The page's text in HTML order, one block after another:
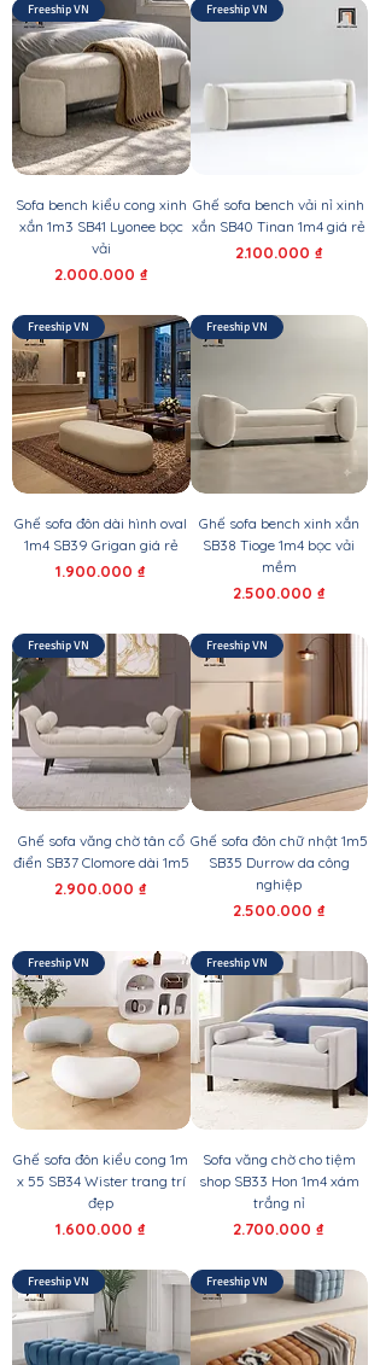
Freeship VN
Sofa bench kiểu cong xinh
xắn 1m3 SB41 Lyonee bọc
vải
Giá
2.000.000 ₫
Freeship VN
Ghế sofa bench vải nỉ xinh
xắn SB40 Tinan 1m4 giá rẻ
Giá
2.100.000 ₫
Freeship VN
Ghế sofa đôn dài hình oval
1m4 SB39 Grigan giá rẻ
Giá
1.900.000 ₫
Freeship VN
Ghế sofa bench xinh xắn
SB38 Tioge 1m4 bọc vải
mềm
Giá
2.500.000 ₫
Freeship VN
Ghế sofa văng chờ tân cổ
điển SB37 Clomore dài 1m5
Giá
2.900.000 ₫
Freeship VN
Ghế sofa đôn chữ nhật 1m5
SB35 Durrow da công
nghiệp
Giá
2.500.000 ₫
Freeship VN
Ghế sofa đôn kiểu cong 1m
x 55 SB34 Wister trang trí
đẹp
Giá
1.600.000 ₫
Freeship VN
Sofa văng chờ cho tiệm
shop SB33 Hon 1m4 xám
trắng nỉ
Giá
2.700.000 ₫
Freeship VN Freeship VN